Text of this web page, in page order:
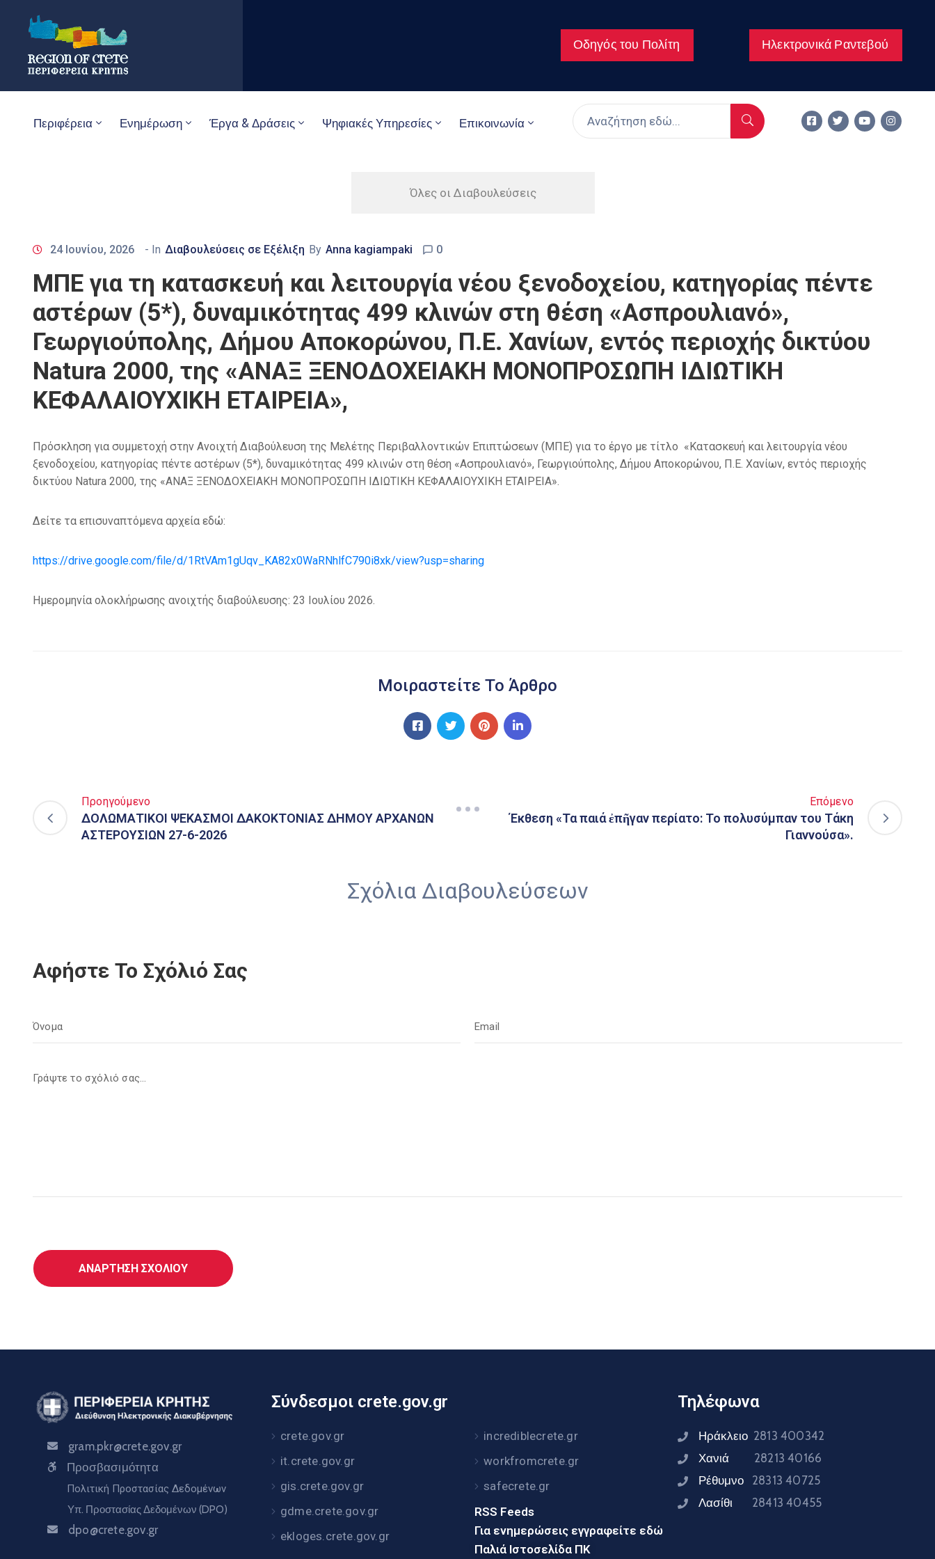
Οδηγός του Πολίτη Ηλεκτρονικά Ραντεβού
Περιφέρεια Ενημέρωση Έργα & Δράσεις Ψηφιακές Υπηρεσίες Επικοινωνία
Όλες οι Διαβουλεύσεις
24 Ιουνίου, 2026 - In Διαβουλεύσεις σε Εξέλιξη By Anna kagiampaki 0
ΜΠΕ για τη κατασκευή και λειτουργία νέου ξενοδοχείου, κατηγορίας πέντε
αστέρων (5*), δυναμικότητας 499 κλινών στη θέση «Ασπρουλιανό»,
Γεωργιούπολης, Δήμου Αποκορώνου, Π.Ε. Χανίων, εντός περιοχής δικτύου
Natura 2000, της «ΑΝΑΞ ΞΕΝΟΔΟΧΕΙΑΚΗ ΜΟΝΟΠΡΟΣΩΠΗ ΙΔΙΩΤΙΚΗ
ΚΕΦΑΛΑΙΟΥΧΙΚΗ ΕΤΑΙΡΕΙΑ»,
Πρόσκληση για συμμετοχή στην Ανοιχτή Διαβούλευση της Μελέτης Περιβαλλοντικών Επιπτώσεων (ΜΠΕ) για το έργο με τίτλο «Κατασκευή και λειτουργία νέου
ξενοδοχείου, κατηγορίας πέντε αστέρων (5*), δυναμικότητας 499 κλινών στη θέση «Ασπρουλιανό», Γεωργιούπολης, Δήμου Αποκορώνου, Π.Ε. Χανίων, εντός περιοχής
δικτύου Natura 2000, της «ΑΝΑΞ ΞΕΝΟΔΟΧΕΙΑΚΗ ΜΟΝΟΠΡΟΣΩΠΗ ΙΔΙΩΤΙΚΗ ΚΕΦΑΛΑΙΟΥΧΙΚΗ ΕΤΑΙΡΕΙΑ»
Δείτε τα επισυναπτόμενα αρχεία εδώ:
https://drive.google.com/file/d/1RtVAm1gUqv_KA82x0WaRNhlfC790i8xk/view?usp=sharing
Ημερομηνία ολοκλήρωσης ανοιχτής διαβούλευσης: 23 Ιουλίου 2026.
Μοιραστείτε Το Άρθρο
Προηγούμενο
ΔΟΛΩΜΑΤΙΚΟΙ ΨΕΚΑΣΜΟΙ ΔΑΚΟΚΤΟΝΙΑΣ ΔΗΜΟΥ ΑΡΧΑΝΩΝ
ΑΣΤΕΡΟΥΣΙΩΝ 27-6-2026
Επόμενο
Έκθεση «Τα παιά ἐπῆγαν περίατο: Το πολυσύμπαν του Τάκη
Γιαννούσα».
Σχόλια Διαβουλεύσεων
Αφήστε Το Σχόλιό Σας
gram.pkr@crete.gov.gr
Προσβασιμότητα
Πολιτική Προστασίας Δεδομένων
Υπ. Προστασίας Δεδομένων (DPO)
dpo@crete.gov.gr
Σύνδεσμοι crete.gov.gr
crete.gov.gr
it.crete.gov.gr
gis.crete.gov.gr
gdme.crete.gov.gr
ekloges.crete.gov.gr
incrediblecrete.gr
workfromcrete.gr
safecrete.gr
RSS Feeds
Για ενημερώσεις εγγραφείτε εδώ
Παλιά Ιστοσελίδα ΠΚ
Τηλέφωνα
Ηράκλειο 2813 400342
Χανιά 28213 40166
Ρέθυμνο 28313 40725
Λασίθι 28413 40455